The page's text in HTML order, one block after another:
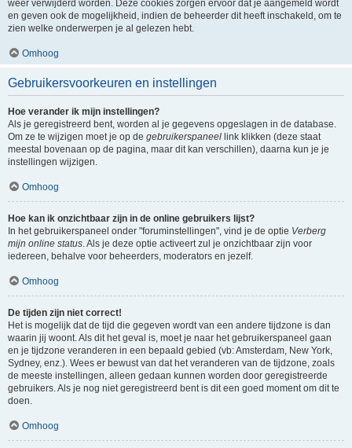
weer verwijderd worden. Deze cookies zorgen ervoor dat je aangemeld wordt
en geven ook de mogelijkheid, indien de beheerder dit heeft inschakeld, om te
zien welke onderwerpen je al gelezen hebt.
Omhoog
Gebruikersvoorkeuren en instellingen
Hoe verander ik mijn instellingen?
Als je geregistreerd bent, worden al je gegevens opgeslagen in de database.
Om ze te wijzigen moet je op de gebruikerspaneel link klikken (deze staat
meestal bovenaan op de pagina, maar dit kan verschillen), daarna kun je je
instellingen wijzigen.
Omhoog
Hoe kan ik onzichtbaar zijn in de online gebruikers lijst?
In het gebruikerspaneel onder "foruminstellingen", vind je de optie Verberg
mijn online status. Als je deze optie activeert zul je onzichtbaar zijn voor
iedereen, behalve voor beheerders, moderators en jezelf.
Omhoog
De tijden zijn niet correct!
Het is mogelijk dat de tijd die gegeven wordt van een andere tijdzone is dan
waarin jij woont. Als dit het geval is, moet je naar het gebruikerspaneel gaan
en je tijdzone veranderen in een bepaald gebied (vb: Amsterdam, New York,
Sydney, enz.). Wees er bewust van dat het veranderen van de tijdzone, zoals
de meeste instellingen, alleen gedaan kunnen worden door geregistreerde
gebruikers. Als je nog niet geregistreerd bent is dit een goed moment om dit te
doen.
Omhoog